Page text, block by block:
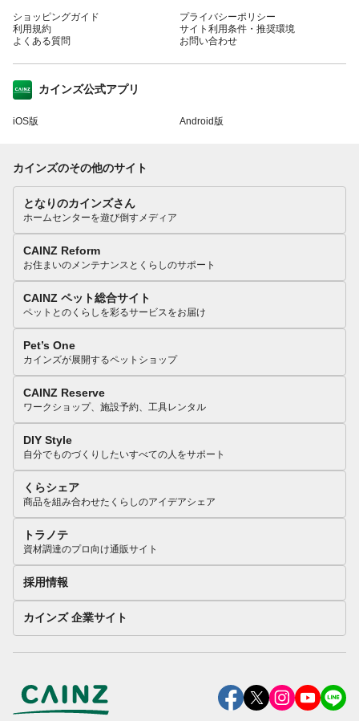
ショッピングガイド
利用規約
よくある質問
プライバシーポリシー
サイト利用条件・推奨環境
お問い合わせ
カインズ公式アプリ
iOS版 Android版
カインズのその他のサイト
となりのカインズさん
ホームセンターを遊び倒すメディア
CAINZ Reform
お住まいのメンテナンスとくらしのサポート
CAINZ ペット総合サイト
ペットとのくらしを彩るサービスをお届け
Pet’s One
カインズが展開するペットショップ
CAINZ Reserve
ワークショップ、施設予約、工具レンタル
DIY Style
自分でものづくりしたいすべての人をサポート
くらシェア
商品を組み合わせたくらしのアイデアシェア
トラノテ
資材調達のプロ向け通販サイト
採用情報
カインズ 企業サイト